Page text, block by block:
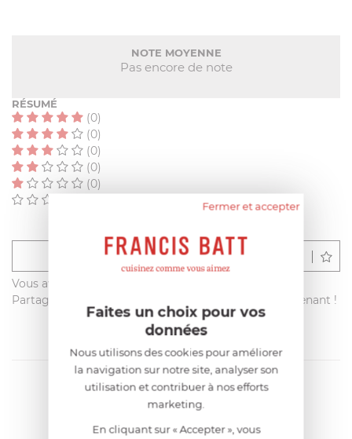
NOTE MOYENNE
Pas encore de note
RÉSUMÉ
(0)
(0)
(0)
(0)
(0)
Déposer un avis
Vous avez acheté ce produit sur francisbatt.com ?
Partagez votre avis avec les autres clients dès maintenant !
Fermer et accepter
Faites un choix pour vos
données
Nous utilisons des cookies pour améliorer
la navigation sur notre site, analyser son
utilisation et contribuer à nos efforts
marketing.
En cliquant sur « Accepter », vous